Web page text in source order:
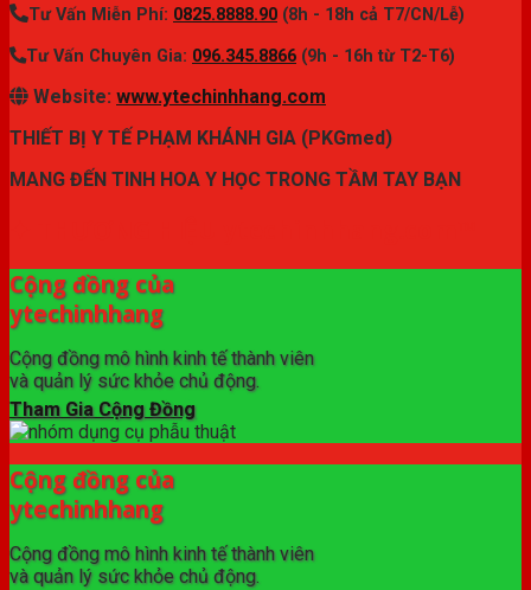
Tư Vấn Miễn Phí: 0825.8888.90 (8h - 18h cả T7/CN/Lễ)
Tư Vấn Chuyên Gia: 096.345.8866 (9h - 16h từ T2-T6)
Website: www.ytechinhhang.com
THIẾT BỊ Y TẾ PHẠM KHÁNH GIA (PKGmed)
MANG ĐẾN TINH HOA Y HỌC TRONG TẦM TAY BẠN
Cộng đồng của
ytechinhhang
Cộng đồng mô hình kinh tế thành viên
và quản lý sức khỏe chủ động.
Tham Gia Cộng Đồng
Cộng đồng của
ytechinhhang
Cộng đồng mô hình kinh tế thành viên
và quản lý sức khỏe chủ động.